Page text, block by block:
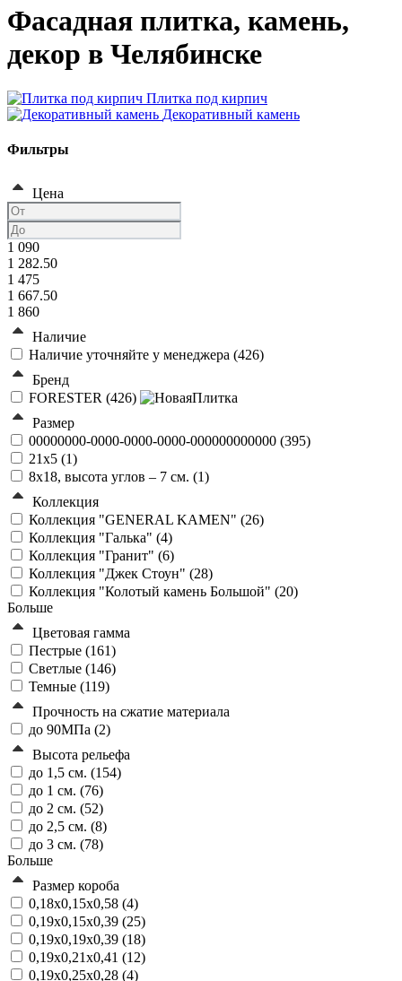
Фасадная плитка, камень,
декор в Челябинске
Плитка под кирпич
Декоративный камень
Фильтры
Цена
1 090
1 282.50
1 475
1 667.50
1 860
Наличие
Наличие уточняйте у менеджера (426)
Бренд
FORESTER (426)
Размер
00000000-0000-0000-0000-000000000000 (395)
21х5 (1)
8х18, высота углов – 7 см. (1)
Коллекция
Коллекция "GENERAL KAMEN" (26)
Коллекция "Галька" (4)
Коллекция "Гранит" (6)
Коллекция "Джек Стоун" (28)
Коллекция "Колотый камень Большой" (20)
Больше
Цветовая гамма
Пестрые (161)
Светлые (146)
Темные (119)
Прочность на сжатие материала
до 90МПа (2)
Высота рельефа
до 1,5 см. (154)
до 1 см. (76)
до 2 см. (52)
до 2,5 см. (8)
до 3 см. (78)
Больше
Размер короба
0,18х0,15х0,58 (4)
0,19х0,15х0,39 (25)
0,19х0,19х0,39 (18)
0,19х0,21х0,41 (12)
0,19х0,25х0,28 (4)